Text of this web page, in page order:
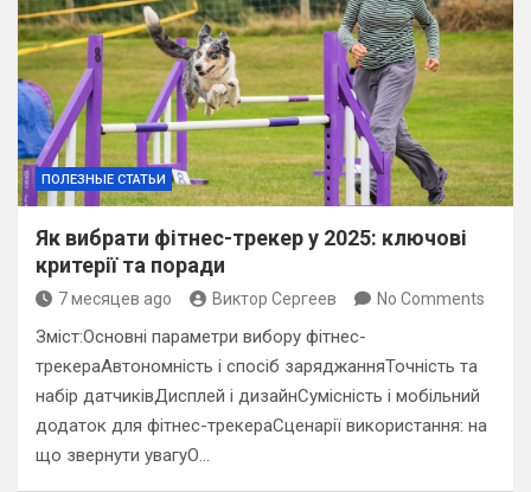
ПОЛЕЗНЫЕ СТАТЬИ
Як вибрати фітнес-трекер у 2025: ключові
критерії та поради
7 месяцев ago Виктор Сергеев No Comments
Зміст:Основні параметри вибору фітнес-
трекераАвтономність і спосіб заряджанняТочність та
набір датчиківДисплей і дизайнСумісність і мобільний
додаток для фітнес-трекераСценарії використання: на
що звернути увагуО…